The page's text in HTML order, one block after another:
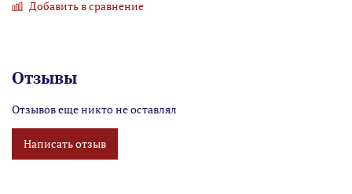
Добавить в сравнение
Отзывы
Отзывов еще никто не оставлял
Написать отзыв